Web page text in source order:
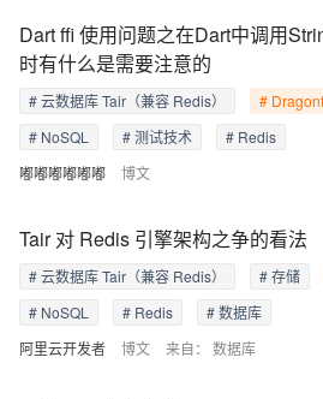
嘟嘟嘟嘟嘟嘟 博文
Dart ffi 使用问题之在Dart中调用
时有什么是需要注意的
# 云数据库 Tair（兼容 Redis） #
# NoSQL
# 测试技术 # Redis
阿里云开发者 博文 来自： 数据库
Tair 对 Redis 引擎架构之争的看法
# 云数据库 Tair（兼容 Redis） # 存储
# NoSQL
# Redis # 数据库